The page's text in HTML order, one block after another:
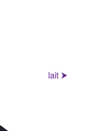
lait ⮞